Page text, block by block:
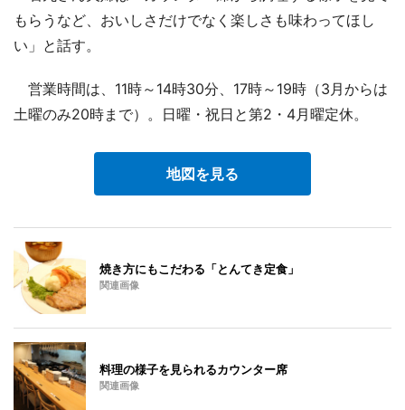
もらうなど、おいしさだけでなく楽しさも味わってほし
い」と話す。
営業時間は、11時～14時30分、17時～19時（3月からは
土曜のみ20時まで）。日曜・祝日と第2・4月曜定休。
地図を見る
焼き方にもこだわる「とんてき定食」
関連画像
料理の様子を見られるカウンター席
関連画像